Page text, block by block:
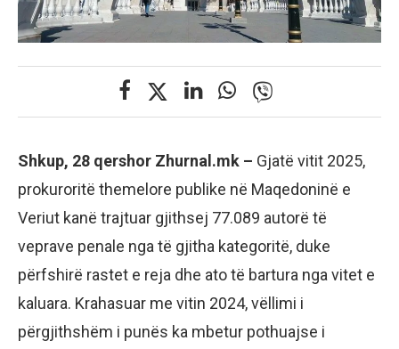
Shkup, 28 qershor Zhurnal.mk – Gjatë vitit 2025,
prokuroritë themelore publike në Maqedoninë e
Veriut kanë trajtuar gjithsej 77.089 autorë të
veprave penale nga të gjitha kategoritë, duke
përfshirë rastet e reja dhe ato të bartura nga vitet e
kaluara. Krahasuar me vitin 2024, vëllimi i
përgjithshëm i punës ka mbetur pothuajse i